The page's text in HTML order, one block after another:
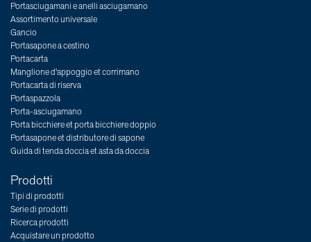
Portasciugamani e anelli asciugamano
Assortimento universale
Gancio
Portasapone a cestino
Portacarta
Manglione d'appoggio et corrimano
Portacarta di riserva
Portaspazzola
Porta-asciugamano
Porta bicchiere et porta bicchiere doppio
Portasapone et distributore di sapone
Guida di tenda doccia et asta da doccia
Prodotti
Tipi di prodotti
Serie di prodotti
Ricerca prodotti
Acquistare un prodotto